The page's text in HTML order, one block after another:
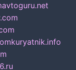
avtoguru.net
kuryatnik.info